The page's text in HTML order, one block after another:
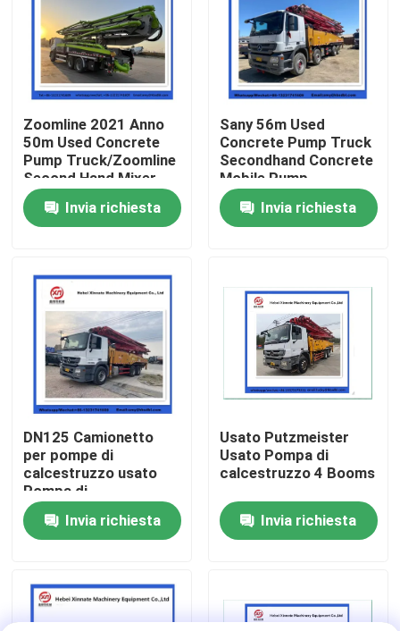
Prodotti
Video
Chi siamo
Fatory Tour
Controllo di qualità
Contattaci
Richiedere un preventivo
Parti della pompa per calcestruzzo di Schwing
Zoomline 2021 Anno
50m Used Concrete
Pump Truck/Zoomline
Second Hand Mixer
Truck Machine
Invia richiesta
Sany 56m Used
Concrete Pump Truck
Secondhand Concrete
Mobile Pump
Invia richiesta
DN125 Camionetto
per pompe di
calcestruzzo usato
Pompa di
calcestruzzo mobile
Putzmeister di
seconda mano
Invia richiesta
Usato Putzmeister
Usato Pompa di
calcestruzzo 4 Booms
Invia richiesta